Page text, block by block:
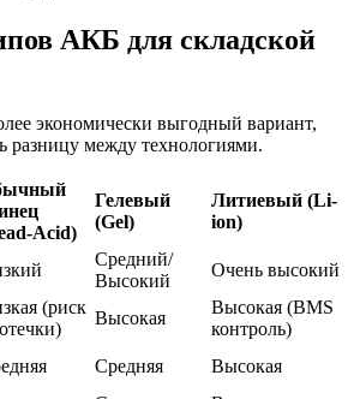
АКБ для складской
экономически выгодный вариант,
разницу между технологиями.
Acid)
Гелевый
(Gel)
Литиевый (Li-
ion)
Средний/
Высокий
Очень высокий
(риск
Высокая
Высокая (BMS
контроль)
Средняя
Высокая